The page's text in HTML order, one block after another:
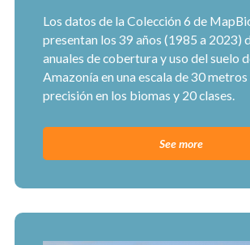
Los datos de la Colección 6 de
presentan los 39 años (1985 a 2023)
anuales de cobertura y uso del suelo
Amazonía en una escala de 30
precisión en los biomas y 20 clases.
See more